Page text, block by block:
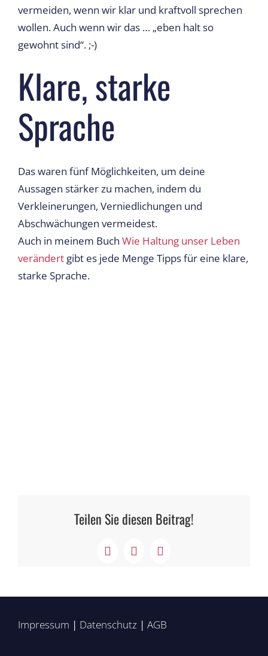
vermeiden, wenn wir klar und kraftvoll sprechen
wollen. Auch wenn wir das … „eben halt so
gewohnt sind“. ;-)
Klare, starke
Sprache
Das waren fünf Möglichkeiten, um deine
Aussagen stärker zu machen, indem du
Verkleinerungen, Verniedlichungen und
Abschwächungen vermeidest.
Auch in meinem Buch Wie Haltung unser Leben
verändert gibt es jede Menge Tipps für eine klare,
starke Sprache.
Teilen Sie diesen Beitrag!
Facebook
X LinkedIn
Impressum | Datenschutz | AGB